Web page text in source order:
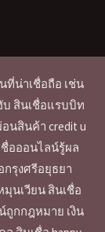
ที่น่าเชื่อถือ เช่น
สินเชื่อแรบบิท
นสินค้า credit u
อออนไลน์รู้ผล
รุงศรีอยุธยา
มุนเวียน สินเชื่อ
กกฎหมาย เงิน